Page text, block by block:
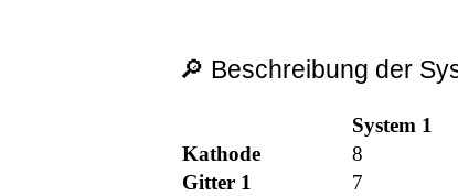
🔎 Beschreibung der
System 1
Kathode
8
Gitter 1
7